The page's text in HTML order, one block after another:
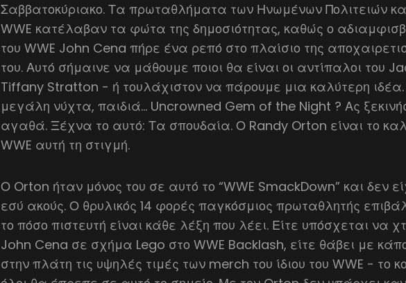
Σαββατοκύριακο. Τα πρωταθλήματα των Ηνωμένων Πολιτειών
WWE κατέλαβαν τα φώτα της δημοσιότητας, καθώς ο
του WWE John Cena πήρε ένα ρεπό στο πλαίσιο της
του. Αυτό σήμαινε να μάθουμε ποιοι θα είναι οι αντίπαλοι του
Tiffany Stratton - ή τουλάχιστον να πάρουμε μια καλύτερη
μεγάλη νύχτα, παιδιά… Uncrowned Gem of the Night ? Ας
αγαθά. Ξέχνα το αυτό: Τα σπουδαία. Ο Randy Orton είναι το
WWE αυτή τη στιγμή.
Ο Orton ήταν μόνος του σε αυτό το “WWE SmackDown” και δεν
εσύ ακούς. Ο θρυλικός 14 φορές παγκόσμιος πρωταθλητής
το πόσο πιστευτή είναι κάθε λέξη που λέει. Είτε υπόσχεται να
John Cena σε σχήμα Lego στο WWE Backlash, είτε θάβει με
στην πλάτη τις υψηλές τιμές των merch του ίδιου του WWE - το